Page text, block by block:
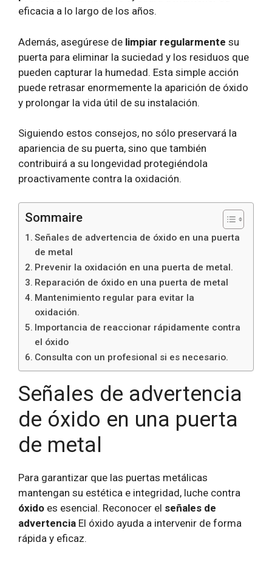
eficacia a lo largo de los años.
Además, asegúrese de limpiar regularmente su
puerta para eliminar la suciedad y los residuos que
pueden capturar la humedad. Esta simple acción
puede retrasar enormemente la aparición de óxido
y prolongar la vida útil de su instalación.
Siguiendo estos consejos, no sólo preservará la
apariencia de su puerta, sino que también
contribuirá a su longevidad protegiéndola
proactivamente contra la oxidación.
Sommaire
Señales de advertencia de óxido en una puerta
de metal
Prevenir la oxidación en una puerta de metal.
Reparación de óxido en una puerta de metal
Mantenimiento regular para evitar la
oxidación.
Importancia de reaccionar rápidamente contra
el óxido
Consulta con un profesional si es necesario.
Señales de advertencia
de óxido en una puerta
de metal
Para garantizar que las puertas metálicas
mantengan su estética e integridad, luche contra
óxido es esencial. Reconocer el señales de
advertencia El óxido ayuda a intervenir de forma
rápida y eficaz.